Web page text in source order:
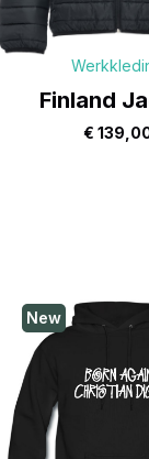
Finland
€
New